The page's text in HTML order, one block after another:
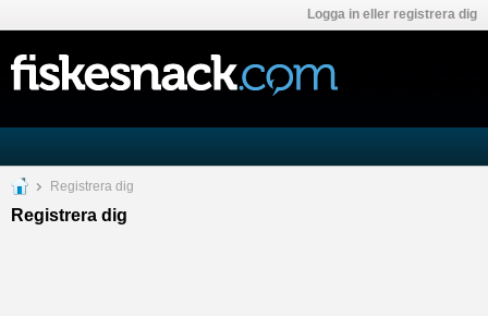
Logga in eller registrera dig
Registrera dig
Registrera dig